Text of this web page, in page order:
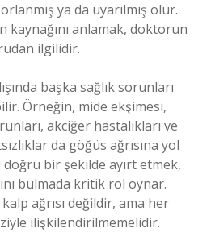
ya da uyarılmış olur.
kaynağını anlamak, doktorun
ilgilidir.
başka sağlık sorunları
Örneğin, mide ekşimesi,
akciğer hastalıkları ve
da göğüs ağrısına yol
bir şekilde ayırt etmek,
bulmada kritik rol oynar.
ağrısı değildir, ama her
ilişkilendirilmemelidir.